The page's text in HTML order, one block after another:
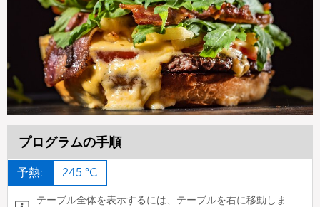
プログラムの手順
予熱: 245 °C
テーブル全体を表示するには、テーブルを右に移動しま